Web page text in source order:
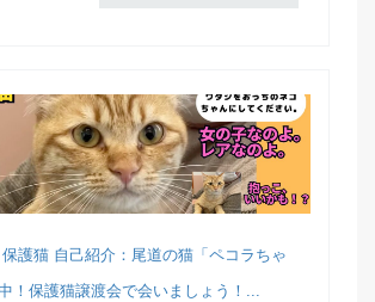
保護猫 自己紹介：尾道の猫「ペコラちゃ
！保護猫譲渡会で会いましょう！...